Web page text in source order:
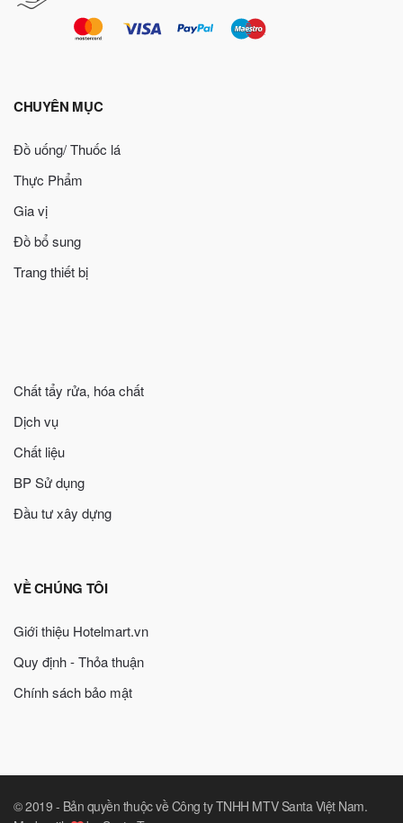
CHUYÊN MỤC
Đồ uống/ Thuốc lá
Thực Phẩm
Gia vị
Đồ bổ sung
Trang thiết bị
Chất tẩy rửa, hóa chất
Dịch vụ
Chất liệu
BP Sử dụng
Đầu tư xây dựng
VỀ CHÚNG TÔI
Giới thiệu Hotelmart.vn
Quy định - Thỏa thuận
Chính sách bảo mật
© 2019 - Bản quyền thuộc về Công ty TNHH MTV Santa Việt Nam.